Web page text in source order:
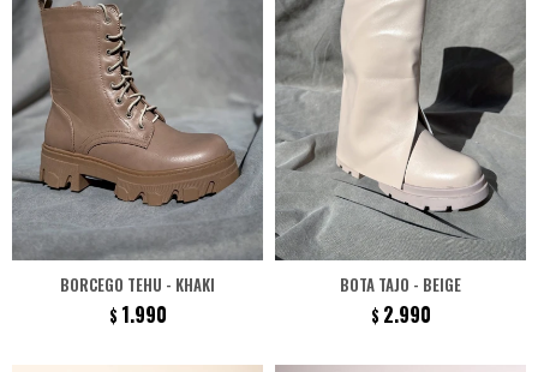
BORCEGO TEHU - KHAKI
$ 1.990
BOTA TAJO - BEIGE
$ 2.990